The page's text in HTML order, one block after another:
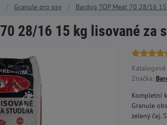
Granule pro psy Bardog TOP Meat 70 28/16
28/16 15 kg lisované za
Značka:
Kompletní
Granule
zelený čaj.